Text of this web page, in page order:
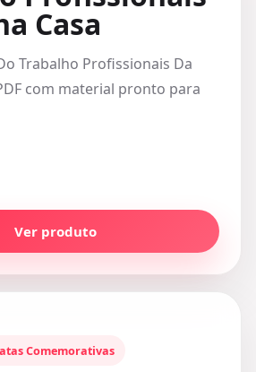
Casa
Trabalho Profissionais Da
com material pronto para
Ver produto
Comemorativas